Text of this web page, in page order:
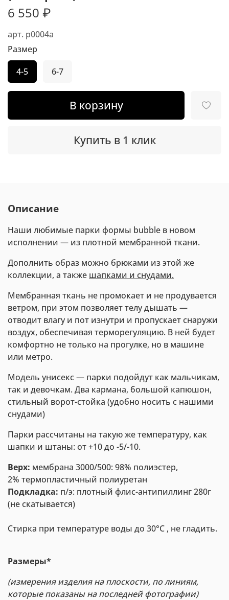
арт. p0004a
6 550 ₽
В корзину
Купить в 1 клик
Размер
4-5
6-7
Описание
Наши любимые парки формы bubble в новом
исполнении — из плотной мембранной ткани.
Дополнить образ можно брюками из этой же
коллекции, а также шапками и снудами.
Мембранная ткань не промокает и не продувается
ветром, при этом позволяет телу дышать —
отводит влагу и пот изнутри и пропускает снаружи
воздух, обеспечивая терморегуляцию. В ней будет
комфортно не только на прогулке, но в машине
или метро.
Модель унисекс — парки подойдут как мальчикам,
так и девочкам. Два кармана, большой капюшон,
стильный ворот-стойка (удобно носить с нашими
снудами)
Парки рассчитаны на такую же температуру, как
шапки и штаны: от +10 до -5/-10.
Верх: мембрана 3000/500: 98% полиэстер,
2% термопластичный полиуретан
Подкладка: п/э: плотный флис-антипиллинг 280г
(не скатывается)
Стирка при температуре воды до 30°С , не гладить.
Размеры*
(измерения изделия на плоскости, по линиям,
которые показаны на последней фотографии)